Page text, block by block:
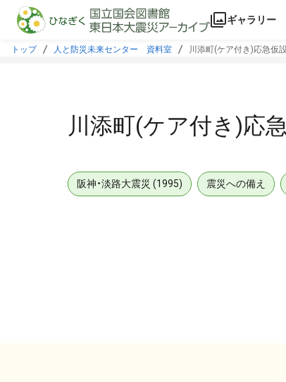
本文に飛ぶ
ギャラリー
トップ 人と防災未来センター 資料室 川添町(ケア付き)応急仮
川添町(ケア付き)応
阪神・淡路大震災 (1995) 震災への備え